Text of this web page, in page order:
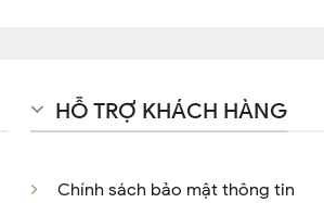
HỖ TRỢ KHÁCH HÀNG
Chính sách bảo mật thông tin